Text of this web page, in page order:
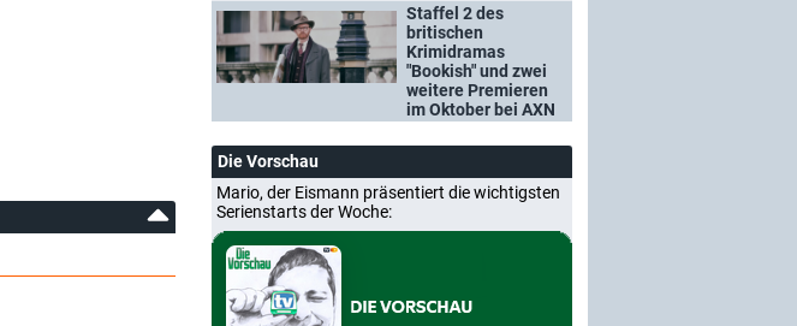
Staffel 2 des
britischen
Krimidramas
"Bookish" und zwei
weitere Premieren
im Oktober bei AXN
Die Vorschau
Mario, der Eismann präsentiert die wichtigsten
Serienstarts der Woche: